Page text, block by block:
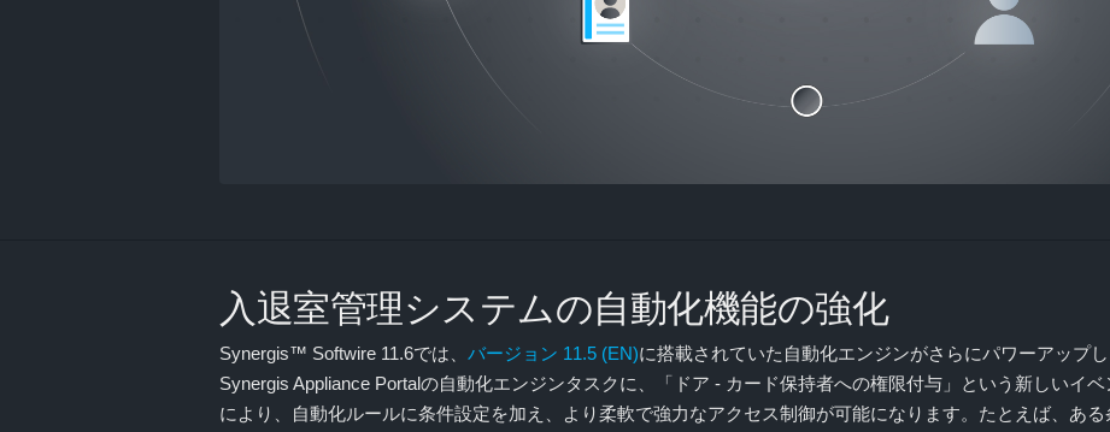
入退室管理システムの自動化機能の強化
Synergis™ Softwire 11.6では、 バージョン 11.5 (EN)に搭載されていた自動化エンジンがさらにパワーアップ
Synergis Appliance Portalの自動化エンジンタスクに、「ドア - カード保持者への権限付与」という新しいイ
により、自動化ルールに条件設定を加え、より柔軟で強力なアクセス制御が可能になります。たとえば、あ